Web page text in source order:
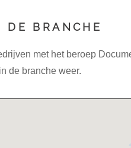
DE BRANCHE
met het beroep
de branche weer.